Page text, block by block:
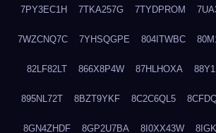
7PY3EC1H 7TKA257G 7TYDPROM
7WZCNQ7C 7YHSQGPE 804ITWBC
82LF82LT 866X8P4W 87HLHOXA
895NL72T 8BZT9YKF 8C2C6QL5
8GN4ZHDF 8GP2U7BA 8I0XX43W